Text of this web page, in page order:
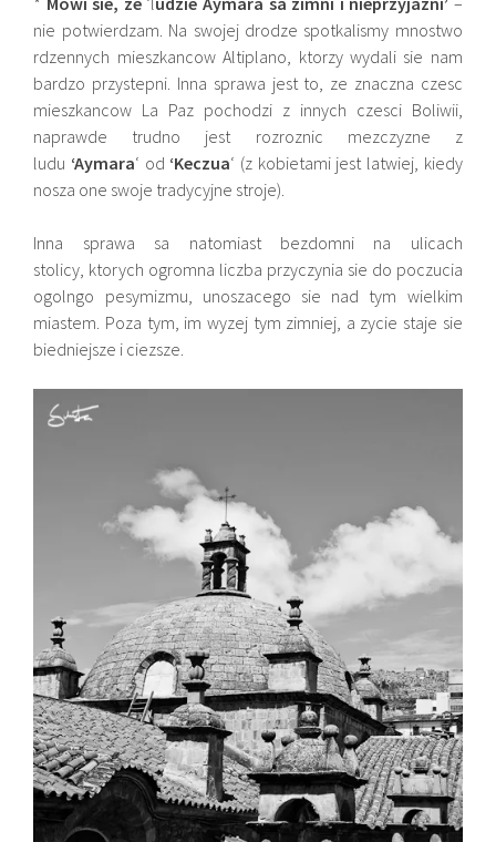
nie potwierdzam. Na swojej drodze spotkalismy mnostwo
rdzennych mieszkancow Altiplano, ktorzy wydali sie nam
bardzo przystepni. Inna sprawa jest to, ze znaczna czesc
mieszkancow La Paz pochodzi z innych czesci Boliwii,
naprawde trudno jest rozroznic mezczyzne z
ludu ‘Aymara‘ od ‘Keczua‘ (z kobietami jest latwiej, kiedy
nosza one swoje tradycyjne stroje).
Inna sprawa sa natomiast bezdomni na ulicach
stolicy, ktorych ogromna liczba przyczynia sie do poczucia
ogolngo pesymizmu, unoszacego sie nad tym wielkim
miastem. Poza tym, im wyzej tym zimniej, a zycie staje sie
biedniejsze i ciezsze.